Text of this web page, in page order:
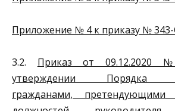
Приложение № 4 к приказу №
3.2. Приказ от
утверждении Порядка
гражданами,